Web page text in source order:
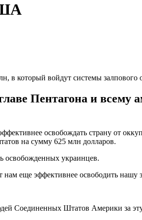
в который войдут системы залпового
Пентагона и всему
освобождать страну от
на сумму 625 млн долларов.
освобожденных украинцев.
еще эффективнее освободить нашу
Соединенных Штатов Америки за